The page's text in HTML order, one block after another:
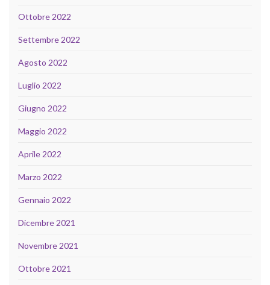
Ottobre 2022
Settembre 2022
Agosto 2022
Luglio 2022
Giugno 2022
Maggio 2022
Aprile 2022
Marzo 2022
Gennaio 2022
Dicembre 2021
Novembre 2021
Ottobre 2021